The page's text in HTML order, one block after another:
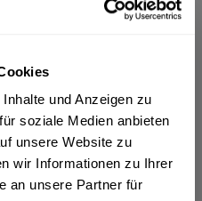
und Anzeigen zu
soziale Medien anbieten
unsere Website zu
wir Informationen zu Ihrer
an unsere Partner für
x 0,75l